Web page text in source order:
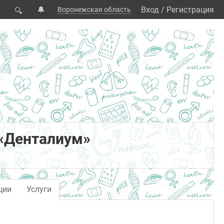
🔍 🔔 Воронежская область Вход / Регистрация
Услуги